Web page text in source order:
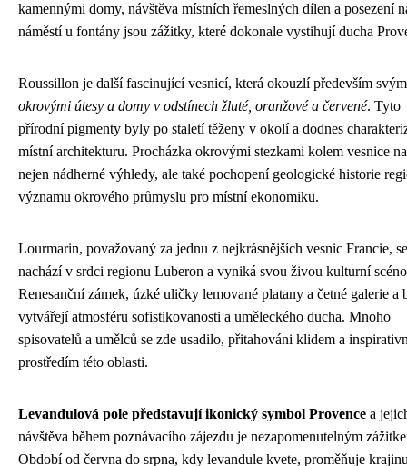
kamennými domy, návštěva místních řemeslných dílen a posezení
náměstí u fontány jsou zážitky, které dokonale vystihují ducha
Roussillon je další fascinující vesnicí, která okouzlí především
okrovými útesy a domy v odstínech žluté, oranžové a červené. Tyto
přírodní pigmenty byly po staletí těženy v okolí a dodnes
místní architekturu. Procházka okrovými stezkami kolem vesnice
nejen nádherné výhledy, ale také pochopení geologické historie
významu okrového průmyslu pro místní ekonomiku.
Lourmarin, považovaný za jednu z nejkrásnějších vesnic Francie, se
nachází v srdci regionu Luberon a vyniká svou živou kulturní
Renesanční zámek, úzké uličky lemované platany a četné galerie a
vytvářejí atmosféru sofistikovanosti a uměleckého ducha. Mnoho
spisovatelů a umělců se zde usadilo, přitahováni klidem a
prostředím této oblasti.
Levandulová pole představují ikonický symbol Provence a
návštěva během poznávacího zájezdu je nezapomenutelným
Období od června do srpna, kdy levandule kvete, proměňuje